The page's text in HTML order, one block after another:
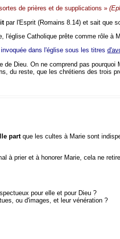
de prières et de supplications »
par l'Esprit (Romains 8.14) et sait que
l'église Catholique prête comme rôle à
dans l'église sous les titres
de Dieu. On ne comprend pas
du reste, que les chrétiens des trois
partque les cultes à Marie sont
à prier et à honorer Marie, cela ne
pour elle et pour Dieu ?
ou d'images, et leur vénération ?